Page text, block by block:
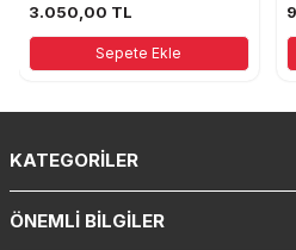
3.050,00 TL
Sepete Ekle
KATEGORILER
ÖNEMLI BILGILER